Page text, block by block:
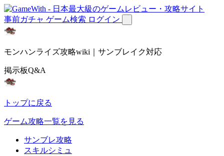
事前ガチャ ゲーム検索 ログイン
モンハンライズ攻略wiki｜サンブレイク対応
掲示板Q&A
トップに戻る
ゲーム攻略一覧を見る
サンブレ攻略
スキルシミュ